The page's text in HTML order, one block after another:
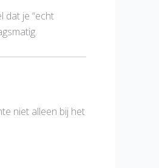
dat je “echt
niet alleen bij het